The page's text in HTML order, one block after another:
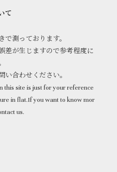
て
で測っております。
差が生じますので参考程度に
い合わせください。
this site is just for your reference
in flat.If you want to know mor
us.